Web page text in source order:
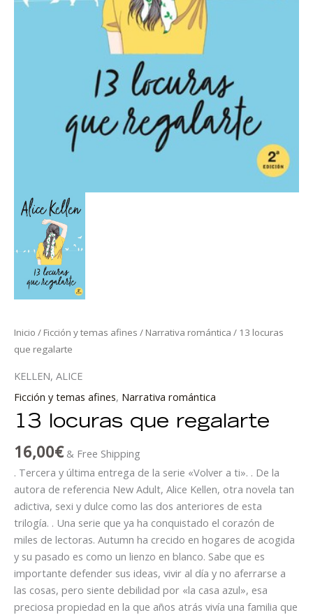
Inicio / Ficción y temas afines / Narrativa romántica / 13 locuras
que regalarte
KELLEN, ALICE
Ficción y temas afines, Narrativa romántica
13 locuras que regalarte
16,00€ & Free Shipping
. Tercera y última entrega de la serie «Volver a ti». . De la
autora de referencia New Adult, Alice Kellen, otra novela tan
adictiva, sexi y dulce como las dos anteriores de esta
trilogía. . Una serie que ya ha conquistado el corazón de
miles de lectoras. Autumn ha crecido en hogares de acogida
y su pasado es como un lienzo en blanco. Sabe que es
importante defender sus ideas, vivir al día y no aferrarse a
las cosas, pero siente debilidad por «la casa azul», esa
preciosa propiedad en la que años atrás vivía una familia que